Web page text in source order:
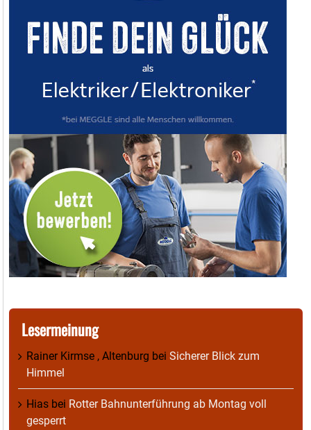
Lesermeinung
Rainer Kirmse , Altenburg bei Sicherer Blick zum
Himmel
Hias bei Rotter Bahnunterführung ab Montag voll
gesperrt